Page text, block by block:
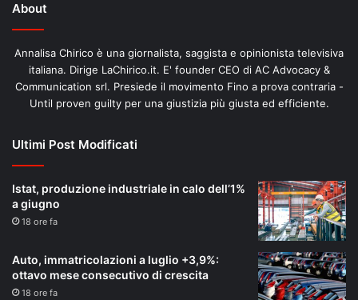
About
Annalisa Chirico è una giornalista, saggista e opinionista televisiva
italiana. Dirige LaChirico.it. E' founder CEO di AC Advocacy &
Communication srl. Presiede il movimento Fino a prova contraria -
Until proven guilty per una giustizia più giusta ed efficiente.
Ultimi Post Modificati
Istat, produzione industriale in calo dell’1%
a giugno
18 ore fa
Auto, immatricolazioni a luglio +3,9%:
ottavo mese consecutivo di crescita
18 ore fa